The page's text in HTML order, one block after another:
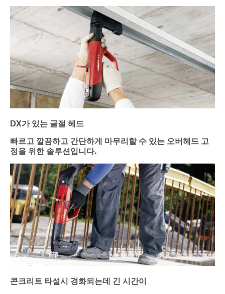
DX가 있는 굴절 헤드
빠르고 깔끔하고 간단하게 마무리할 수 있는 오버헤드 고
정을 위한 솔루션입니다.
콘크리트 타설시 경화되는데 긴 시간이